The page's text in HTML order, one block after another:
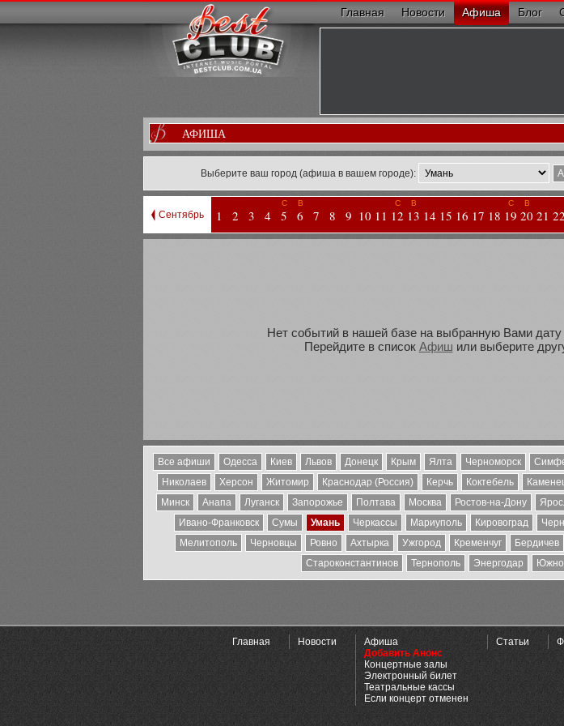
Главная Новости Афиша Блог
АФИША
Выберите ваш город (афиша в вашем городе):
Сентябрь 1 2 3 4
С
5
В
6 7 8 9 10 11
С
12
В
13 14 15 16 17 18
С
19
В
20 21 22
Нет событий в нашей базе на выбранную Вами дату
Перейдите в список Афиш или выберите
Все афиши Одесса Киев Львов Донецк Крым Ялта Черноморск
Николаев
Херсон Житомир Краснодар (Россия) Керчь Коктебель
Минск
Анапа Луганск Запорожье Полтава Москва Ростов-на-Дону
Ивано-Франковск
Сумы Умань Черкассы Мариуполь Кировоград
Мелитополь
Черновцы Ровно Ахтырка Ужгород Кременчуг Бердичев
Староконстантинов
Тернополь Энергодар
Главная Новости
Афиша
Добавить Анонс
Концертные залы
Электронный билет
Театральные кассы
Если концерт отменен
Статьи